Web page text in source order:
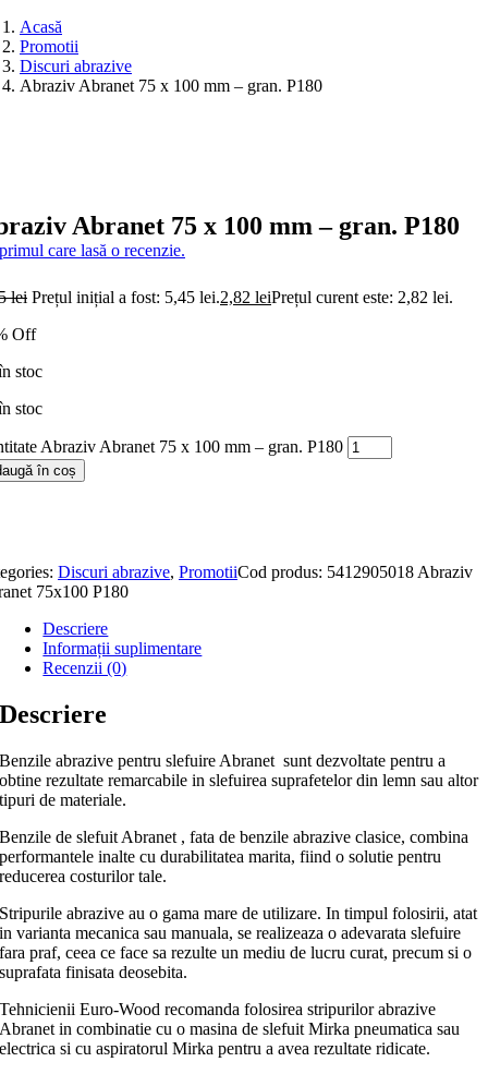
Acasă
Promotii
Discuri abrazive
Abraziv Abranet 75 x 100 mm – gran. P180
Abranet 75 x 100 mm – gran. P180
care lasă o recenzie.
lei Prețul inițial a fost: 5,45 lei.2,82 leiPrețul curent este: 2,82 lei.
Off
stoc
stoc
Abraziv Abranet 75 x 100 mm – gran. P180
în coș
Discuri abrazive, PromotiiCod produs: 5412905018 Abraziv
75x100 P180
Descriere
Informații suplimentare
Recenzii (0)
Descriere
Benzile abrazive pentru slefuire Abranet sunt dezvoltate pentru a
obtine rezultate remarcabile in slefuirea suprafetelor din lemn sau altor
tipuri de materiale.
Benzile de slefuit Abranet , fata de benzile abrazive clasice, combina
performantele inalte cu durabilitatea marita, fiind o solutie pentru
reducerea costurilor tale.
Stripurile abrazive au o gama mare de utilizare. In timpul folosirii, atat
in varianta mecanica sau manuala, se realizeaza o adevarata slefuire
fara praf, ceea ce face sa rezulte un mediu de lucru curat, precum si o
suprafata finisata deosebita.
Tehnicienii Euro-Wood recomanda folosirea stripurilor abrazive
Abranet in combinatie cu o masina de slefuit Mirka pneumatica sau
electrica si cu aspiratorul Mirka pentru a avea rezultate ridicate.